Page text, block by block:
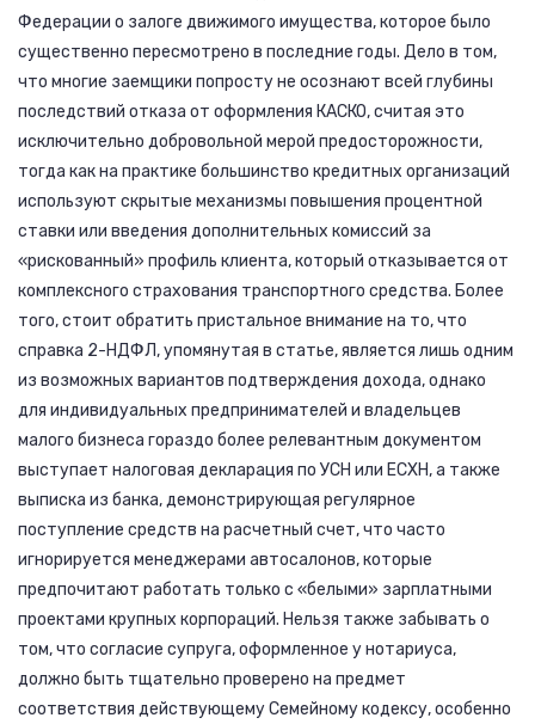
Федерации о залоге движимого имущества, которое было
существенно пересмотрено в последние годы. Дело в том,
что многие заемщики попросту не осознают всей глубины
последствий отказа от оформления КАСКО, считая это
исключительно добровольной мерой предосторожности,
тогда как на практике большинство кредитных организаций
используют скрытые механизмы повышения процентной
ставки или введения дополнительных комиссий за
«рискованный» профиль клиента, который отказывается от
комплексного страхования транспортного средства. Более
того, стоит обратить пристальное внимание на то, что
справка 2-НДФЛ, упомянутая в статье, является лишь одним
из возможных вариантов подтверждения дохода, однако
для индивидуальных предпринимателей и владельцев
малого бизнеса гораздо более релевантным документом
выступает налоговая декларация по УСН или ЕСХН, а также
выписка из банка, демонстрирующая регулярное
поступление средств на расчетный счет, что часто
игнорируется менеджерами автосалонов, которые
предпочитают работать только с «белыми» зарплатными
проектами крупных корпораций. Нельзя также забывать о
том, что согласие супруга, оформленное у нотариуса,
должно быть тщательно проверено на предмет
соответствия действующему Семейному кодексу, особенно